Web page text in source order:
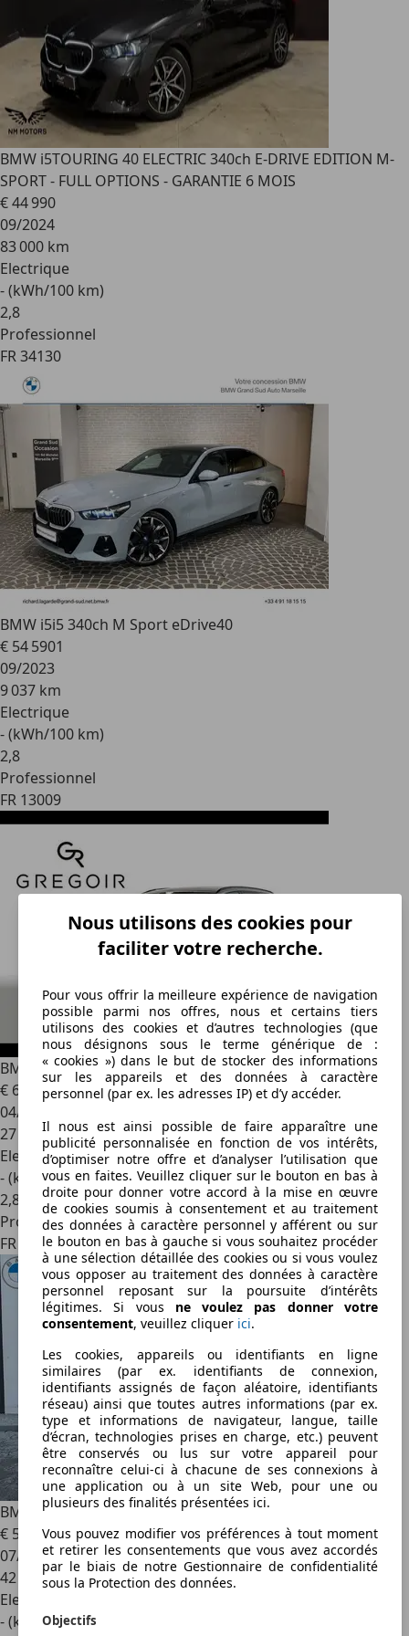
BMW i5TOURING 40 ELECTRIC 340ch E-DRIVE EDITION M-
SPORT - FULL OPTIONS - GARANTIE 6 MOIS
€ 44 990
09/2024
83 000 km
Electrique
- (kWh/100 km)
2,8
Professionnel
FR 34130
BMW i5i5 340ch M Sport eDrive40
€ 54 5901
09/2023
9 037 km
Electrique
- (kWh/100 km)
2,8
Professionnel
FR 13009
BMW i5 Msprt | Comfort | TH | Dass |
€ 63 4501
04/2025
27 188 km
Electrique
- (kWh/100 km)
2,8
Professionnel
FR 59000
BMW i5i5 340ch M Sport eDrive40
€ 54 2501
07/2024
42 980 km
Electrique
- (kWh/100 km)
Nous utilisons des cookies pour
faciliter votre recherche.
Pour vous offrir la meilleure expérience de navigation
possible parmi nos offres, nous et certains tiers
utilisons des cookies et d’autres technologies (que
nous désignons sous le terme générique de :
« cookies ») dans le but de stocker des informations
sur les appareils et des données à caractère
personnel (par ex. les adresses IP) et d’y accéder.
Il nous est ainsi possible de faire apparaître une
publicité personnalisée en fonction de vos intérêts,
d’optimiser notre offre et d’analyser l’utilisation que
vous en faites. Veuillez cliquer sur le bouton en bas à
droite pour donner votre accord à la mise en œuvre
de cookies soumis à consentement et au traitement
des données à caractère personnel y afférent ou sur
le bouton en bas à gauche si vous souhaitez procéder
à une sélection détaillée des cookies ou si vous voulez
vous opposer au traitement des données à caractère
personnel reposant sur la poursuite d’intérêts
légitimes. Si vous ne voulez pas donner votre
consentement, veuillez cliquer ici.
Les cookies, appareils ou identifiants en ligne
similaires (par ex. identifiants de connexion,
identifiants assignés de façon aléatoire, identifiants
réseau) ainsi que toutes autres informations (par ex.
type et informations de navigateur, langue, taille
d’écran, technologies prises en charge, etc.) peuvent
être conservés ou lus sur votre appareil pour
reconnaître celui-ci à chacune de ses connexions à
une application ou à un site Web, pour une ou
plusieurs des finalités présentées ici.
Vous pouvez modifier vos préférences à tout moment
et retirer les consentements que vous avez accordés
par le biais de notre Gestionnaire de confidentialité
sous la Protection des données.
Objectifs